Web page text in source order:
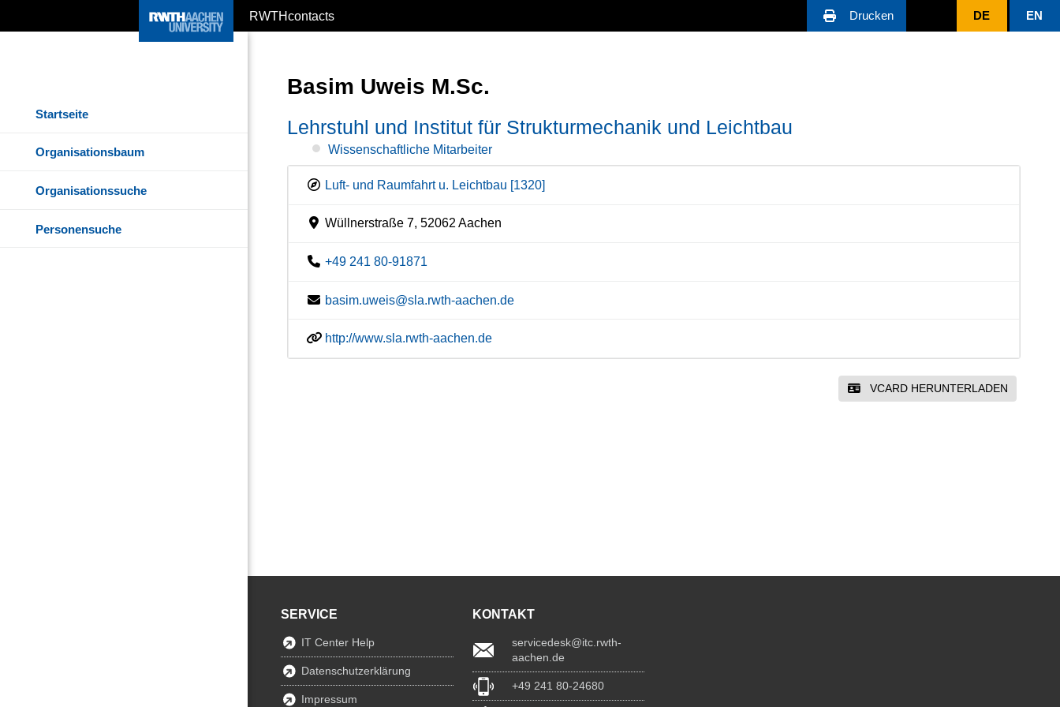
RWTHcontacts Drucken DE EN
Startseite
Organisationsbaum
Organisationssuche
Personensuche
Basim Uweis M.Sc.
Lehrstuhl und Institut für Strukturmechanik und Leichtbau
Wissenschaftliche Mitarbeiter
Luft- und Raumfahrt u. Leichtbau [1320]
Wüllnerstraße 7, 52062 Aachen
+49 241 80-91871
basim.uweis@sla.rwth-aachen.de
http://www.sla.rwth-aachen.de
VCARD HERUNTERLADEN
SERVICE
IT Center Help
Datenschutzerklärung
Impressum
KONTAKT
servicedesk@itc.rwth-
aachen.de
+49 241 80-24680